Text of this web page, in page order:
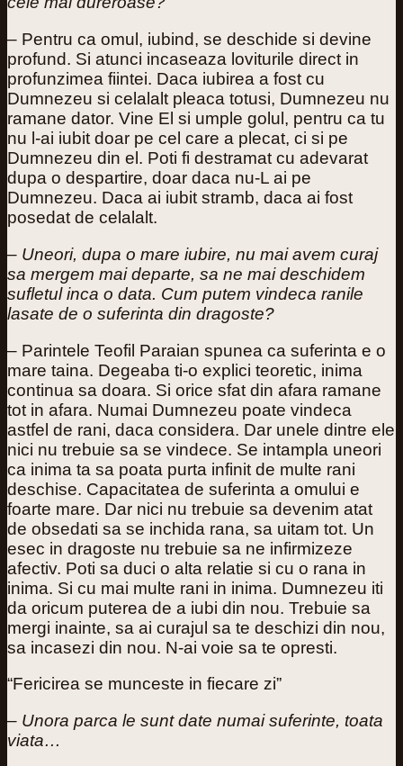
– Pentru ca omul, iubind, se deschide si devine
profund. Si atunci incaseaza loviturile direct in
profunzimea fiintei. Daca iubirea a fost cu
Dumnezeu si celalalt pleaca totusi, Dumnezeu nu
ramane dator. Vine El si umple golul, pentru ca tu
nu l-ai iubit doar pe cel care a plecat, ci si pe
Dumnezeu din el. Poti fi destramat cu adevarat
dupa o despartire, doar daca nu-L ai pe
Dumnezeu. Daca ai iubit stramb, daca ai fost
posedat de celalalt.
– Uneori, dupa o mare iubire, nu mai avem curaj
sa mergem mai departe, sa ne mai deschidem
sufletul inca o data. Cum putem vindeca ranile
lasate de o suferinta din dragoste?
– Parintele Teofil Paraian spunea ca suferinta e o
mare taina. Degeaba ti-o explici teoretic, inima
continua sa doara. Si orice sfat din afara ramane
tot in afara. Numai Dumnezeu poate vindeca
astfel de rani, daca considera. Dar unele dintre ele
nici nu trebuie sa se vindece. Se intampla uneori
ca inima ta sa poata purta infinit de multe rani
deschise. Capacitatea de suferinta a omului e
foarte mare. Dar nici nu trebuie sa devenim atat
de obsedati sa se inchida rana, sa uitam tot. Un
esec in dragoste nu trebuie sa ne infirmizeze
afectiv. Poti sa duci o alta relatie si cu o rana in
inima. Si cu mai multe rani in inima. Dumnezeu iti
da oricum puterea de a iubi din nou. Trebuie sa
mergi inainte, sa ai curajul sa te deschizi din nou,
sa incasezi din nou. N-ai voie sa te opresti.
“Fericirea se munceste in fiecare zi”
– Unora parca le sunt date numai suferinte, toata
viata…